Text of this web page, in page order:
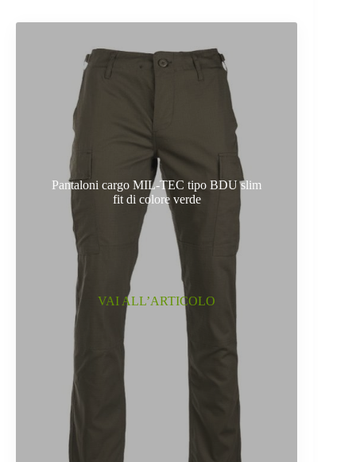
Pantaloni cargo MIL-TEC tipo BDU slim
fit di colore verde
VAI ALL’ARTICOLO